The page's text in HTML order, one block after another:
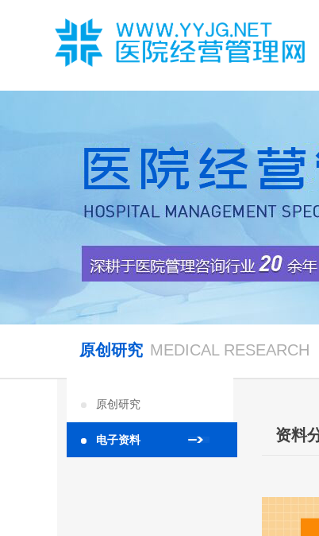
原创研究 MEDICAL RESEARCH
原创研究
电子资料 资料